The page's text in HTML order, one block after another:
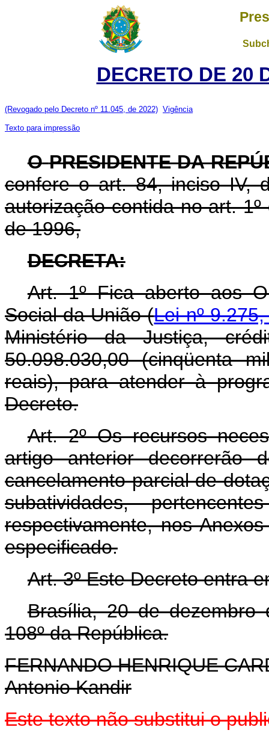
DECRETO DE 20
(Revogado pelo Decreto nº 11.045, de 2022) Vigência
Texto para impressão
O PRESIDENTE DA
confere o art. 84, inciso IV,
autorização contida no art.
de 1996,
DECRETA:
Art. 1º Fica aberto aos
Social da União (Lei nº
Ministério da Justiça,
50.098.030,00 (cinqüenta
reais), para atender à
Decreto.
Art. 2º Os recursos
artigo anterior decorrerão
cancelamento parcial de
subatividades,
respectivamente, nos
especificado.
Art. 3º Este Decreto entra
Brasília, 20 de dezembro
108º da República.
FERNANDO HENRIQUE
Antonio Kandir
Este texto não substitui o